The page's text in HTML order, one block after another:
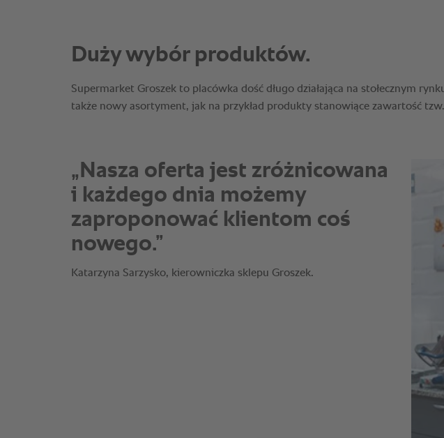
„Nasza oferta jest zróżnicowana
i każdego dnia możemy
zaproponować klientom coś
nowego.”
Katarzyna Sarzysko, kierowniczka sklepu Groszek.